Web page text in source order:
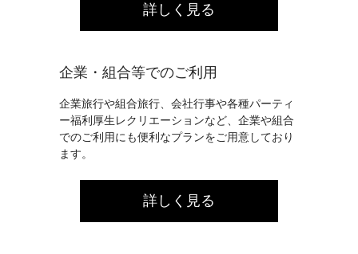
詳しく見る
企業・組合等でのご利用
企業旅行や組合旅行、会社行事や各種パーティ
ー福利厚生レクリエーションなど、企業や組合
でのご利用にも便利なプランをご用意しており
ます。
詳しく見る